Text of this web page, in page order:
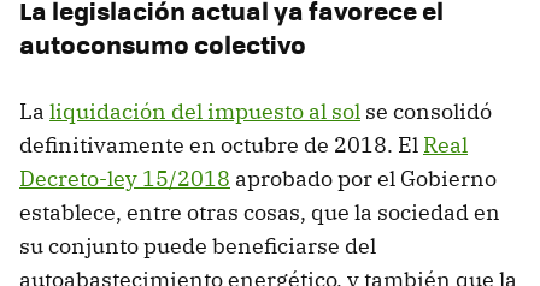
La legislación actual ya favorece el
autoconsumo colectivo
La liquidación del impuesto al sol se consolidó
definitivamente en octubre de 2018. El Real
Decreto-ley 15/2018 aprobado por el Gobierno
establece, entre otras cosas, que la sociedad en
su conjunto puede beneficiarse del
autoabastecimiento energético, y también que la